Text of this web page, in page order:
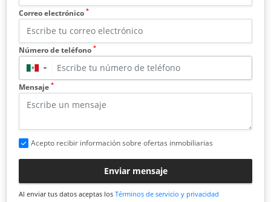
Correo electrónico *
Número de teléfono *
▼
Mensaje *
Acepto recibir información sobre ofertas inmobiliarias
Enviar mensaje
Al enviar tus datos aceptas los Términos de servicio y privacidad